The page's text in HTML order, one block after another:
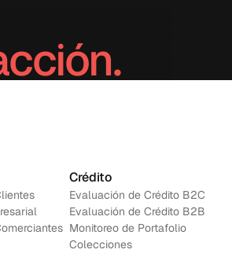
Crédito
Evaluación de Crédito B2C
Evaluación de Crédito B2B
Monitoreo de Portafolio
Colecciones